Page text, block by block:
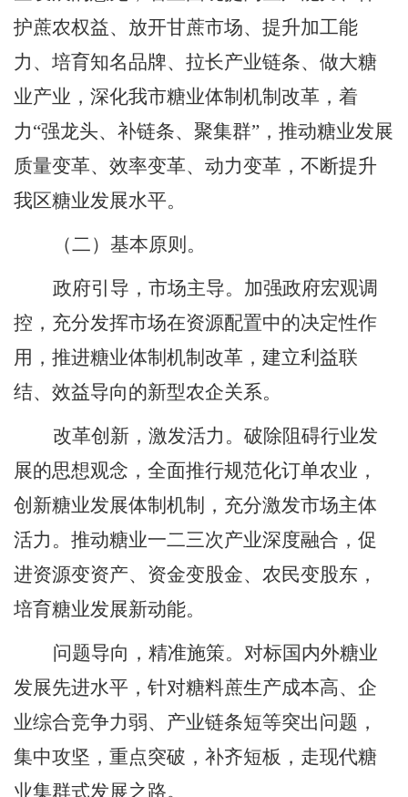
护蔗农权益、放开甘蔗市场、提升加工能
力、培育知名品牌、拉长产业链条、做大糖
业产业，深化我市糖业体制机制改革，着
力“强龙头、补链条、聚集群” ，推动糖业发展
质量变革、效率变革、动力变革，不断提升
我区糖业发展水平。
（二）基本原则。
政府引导 ， 市场主导。加强政府宏观调
控 ， 充分发挥市场在资源配置中的决定性作
用 ， 推进糖业体制机制改革 ， 建立利益联
结、效益导向的新型农企关系。
改革创新 ， 激发活力。破除阻碍行业发
展的思想观念 ， 全面推行规范化订单农业 ，
创新糖业发展体制机制 ， 充分激发市场主体
活力。推动糖业一二三次产业深度融合 ， 促
进资源变资产、资金变股金、农民变股东，
培育糖业发展新动能。
问题导向 ， 精准施策。对标国内外糖业
发展先进水平 ， 针对糖料蔗生产成本高、企
业综合竞争力弱、产业链条短等突出问题 ，
集中攻坚 ， 重点突破 ， 补齐短板 ， 走现代糖
业集群式发展之路。